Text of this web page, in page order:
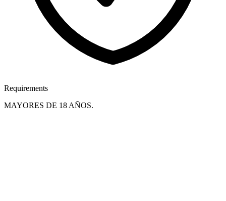
Requirements
MAYORES DE 18 AÑOS.